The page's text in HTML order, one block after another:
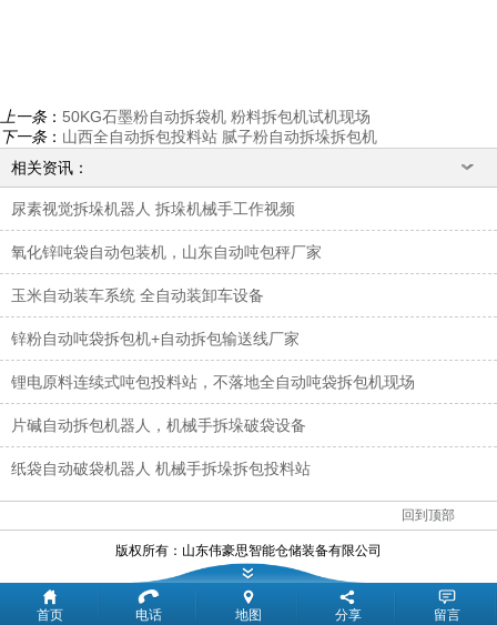
上一条： 50KG石墨粉自动拆袋机 粉料拆包机试机现场
下一条： 山西全自动拆包投料站 腻子粉自动拆垛拆包机
相关资讯：
尿素视觉拆垛机器人 拆垛机械手工作视频
氧化锌吨袋自动包装机，山东自动吨包秤厂家
玉米自动装车系统 全自动装卸车设备
锌粉自动吨袋拆包机+自动拆包输送线厂家
锂电原料连续式吨包投料站，不落地全自动吨袋拆包机现场
片碱自动拆包机器人，机械手拆垛破袋设备
纸袋自动破袋机器人 机械手拆垛拆包投料站
回到顶部
版权所有： 山东伟豪思智能仓储装备有限公司
首页 电话 地图 分享 留言